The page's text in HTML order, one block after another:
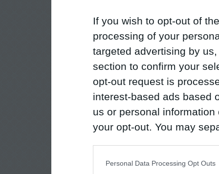
If you wish to opt-out of
processing of your
targeted advertising by
section to confirm your
opt-out request is
interest-based ads based
us or personal
your opt-out. You may
Personal Data Processing Opt Outs